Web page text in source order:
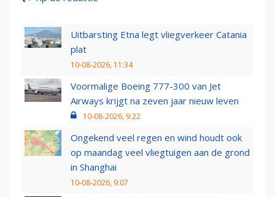
Uitbarsting Etna legt vliegverkeer Catania
plat
10-08-2026, 11:34
Voormalige Boeing 777-300 van Jet
Airways krijgt na zeven jaar nieuw leven
10-08-2026, 9:22
Ongekend veel regen en wind houdt ook
op maandag veel vliegtuigen aan de grond
in Shanghai
10-08-2026, 9:07